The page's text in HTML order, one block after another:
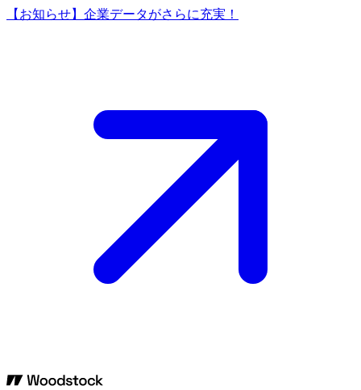
【お知らせ】企業データがさらに充実！